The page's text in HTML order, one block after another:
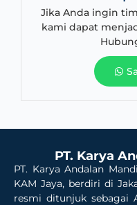
Jika Anda ingin
kami dapat
PT. Karya
PT. Karya Andalan
KAM Jaya, berdiri di
resmi ditunjuk sebagai